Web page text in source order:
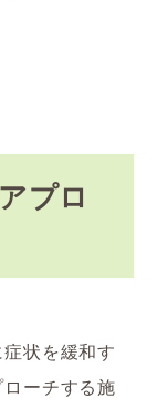
プロ
状を緩和す
ーチする施